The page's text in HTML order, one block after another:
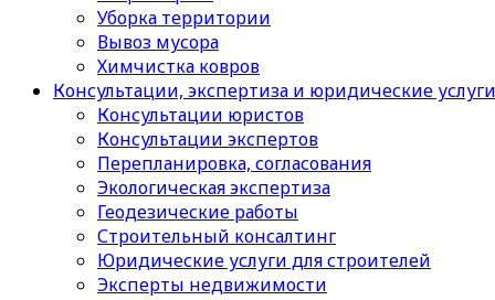
Уборка территории
Вывоз мусора
Химчистка ковров
Консультации, экспертиза и юридические услуги
Консультации юристов
Консультации экспертов
Перепланировка, согласования
Экологическая экспертиза
Геодезические работы
Строительный консалтинг
Юридические услуги для строителей
Эксперты недвижимости